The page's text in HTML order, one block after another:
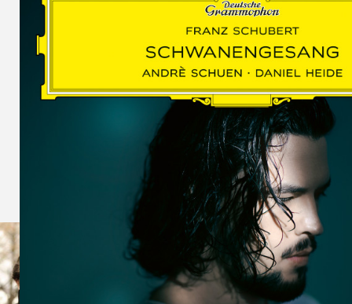
WOLF
MARTIN
SCHUMANN,
LIEDERKREIS
OP. 24
SECHS
MONOLOGE
AUS
JEDERMANN